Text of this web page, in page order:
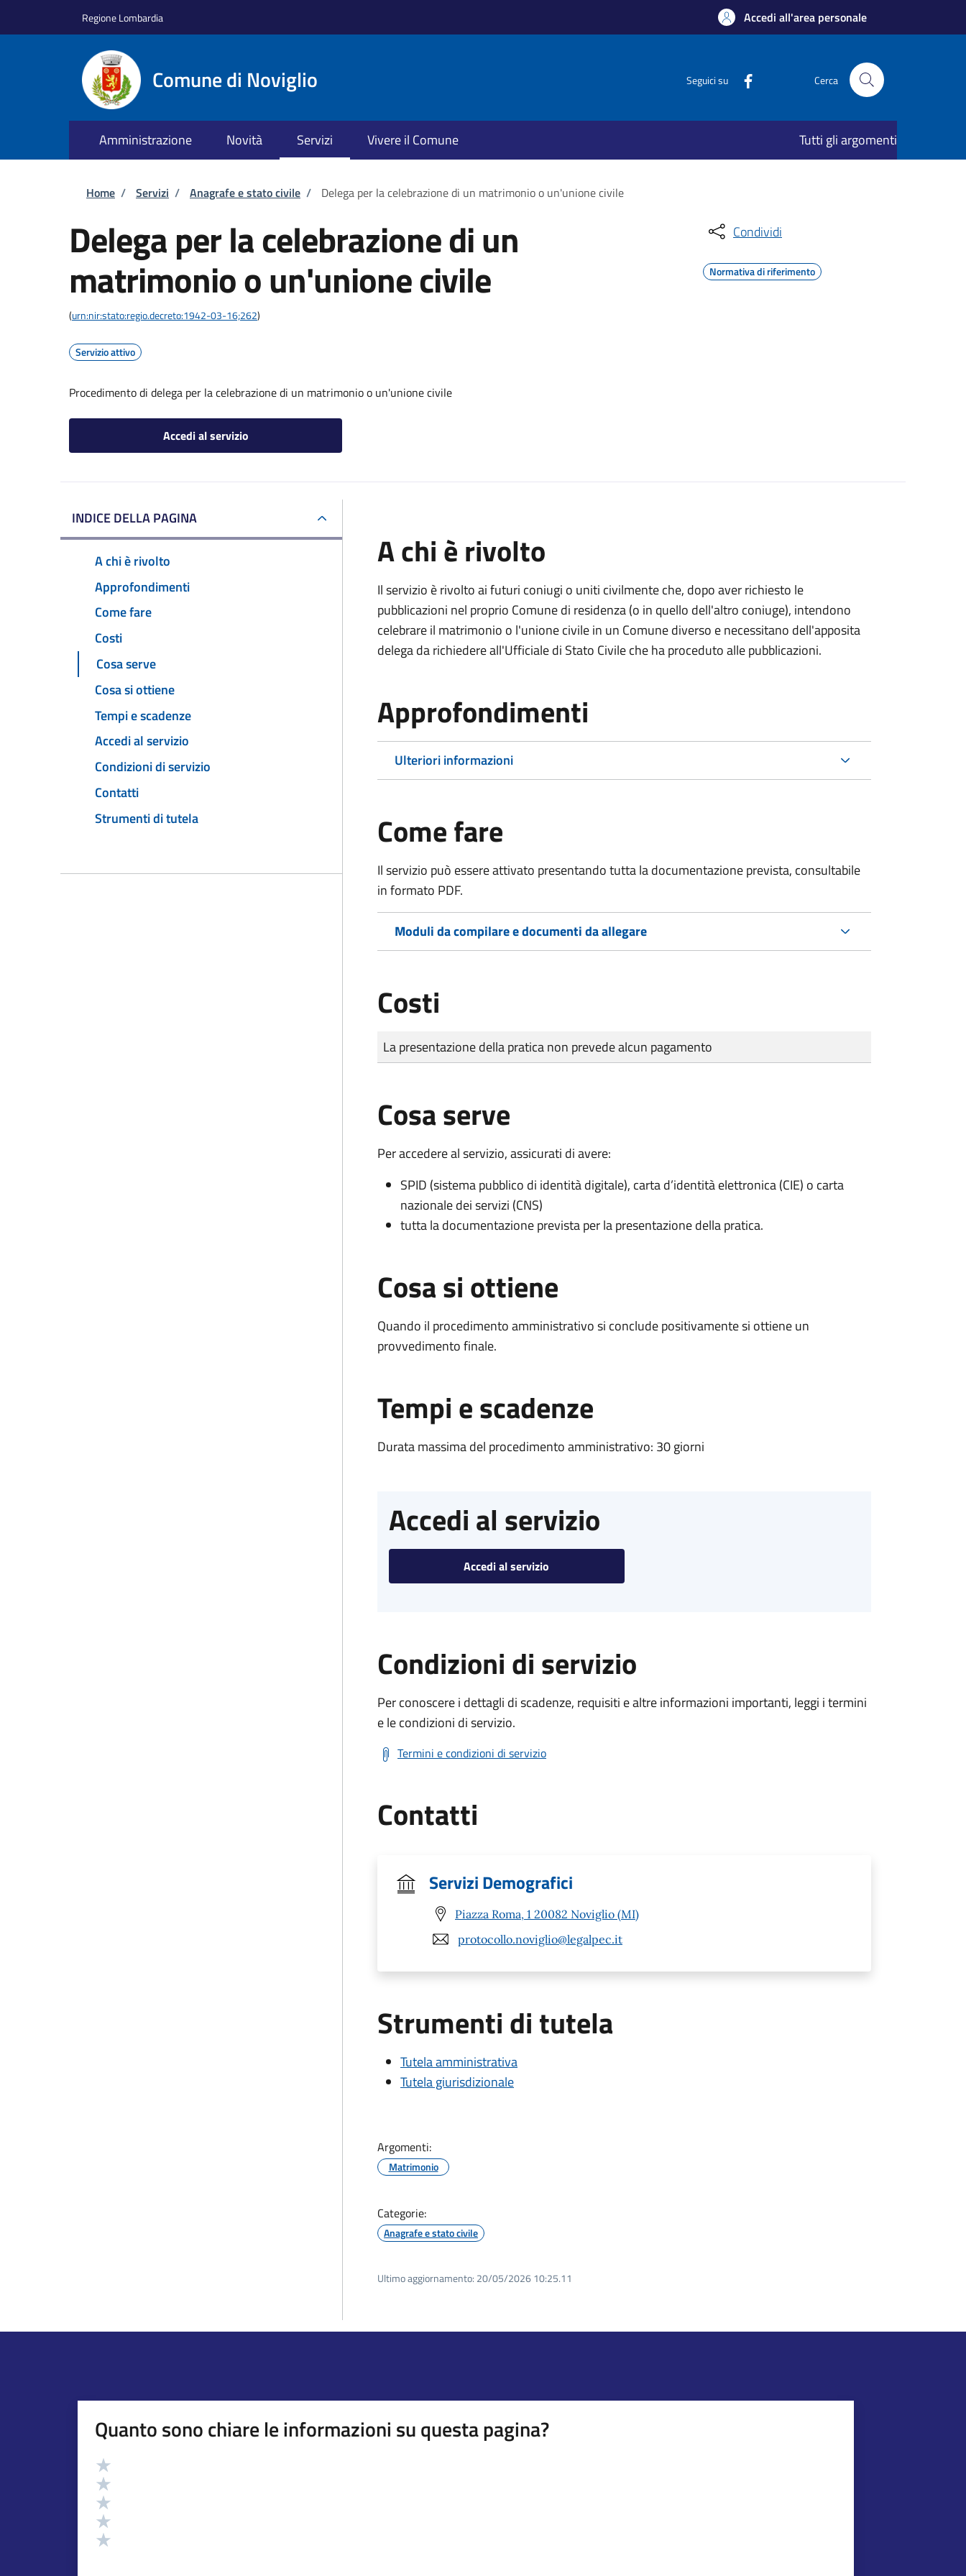
Regione Lombardia Accedi all'area personale
Comune di Noviglio Seguici su Cerca
Amministrazione Novità Servizi Vivere il Comune Tutti gli argomenti
Briciole di pane
Home / Servizi / Anagrafe e stato civile / Delega per la celebrazione di un matrimonio o un'unione civile
Delega per la celebrazione di un
matrimonio o un'unione civile
(urn:nir:stato:regio.decreto:1942-03-16;262)
Servizio attivo
Procedimento di delega per la celebrazione di un matrimonio o un'unione civile
Accedi al servizio
Condividi
Normativa di riferimento
INDICE DELLA PAGINA
A chi è rivolto
Approfondimenti
Come fare
Costi
Cosa serve
Cosa si ottiene
Tempi e scadenze
Accedi al servizio
Condizioni di servizio
Contatti
Strumenti di tutela
A chi è rivolto
Il servizio è rivolto ai futuri coniugi o uniti civilmente che, dopo aver richiesto le
pubblicazioni nel proprio Comune di residenza (o in quello dell'altro coniuge), intendono
celebrare il matrimonio o l'unione civile in un Comune diverso e necessitano dell'apposita
delega da richiedere all'Ufficiale di Stato Civile che ha proceduto alle pubblicazioni.
Approfondimenti
Ulteriori informazioni
Come fare
Il servizio può essere attivato presentando tutta la documentazione prevista, consultabile
in formato PDF.
Moduli da compilare e documenti da allegare
Costi
Tipo di pagamento
Importo
La presentazione della pratica non prevede alcun pagamento
Cosa serve
Per accedere al servizio, assicurati di avere:
SPID (sistema pubblico di identità digitale), carta d’identità elettronica (CIE) o carta
nazionale dei servizi (CNS)
tutta la documentazione prevista per la presentazione della pratica.
Cosa si ottiene
Quando il procedimento amministrativo si conclude positivamente si ottiene un
provvedimento finale.
Tempi e scadenze
Durata massima del procedimento amministrativo: 30 giorni
Accedi al servizio
Accedi al servizio
Condizioni di servizio
Per conoscere i dettagli di scadenze, requisiti e altre informazioni importanti, leggi i termini
e le condizioni di servizio.
Termini e condizioni di servizio
Contatti
Servizi Demografici
Piazza Roma, 1 20082 Noviglio (MI)
protocollo.noviglio@legalpec.it
Strumenti di tutela
Tutela amministrativa
Tutela giurisdizionale
Argomenti:
Matrimonio
Categorie:
Anagrafe e stato civile
Ultimo aggiornamento: 20/05/2026 10:25.11
Quanto sono chiare le informazioni su questa pagina?
Valutazione